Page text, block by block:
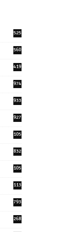
525
560
419
974
933
927
105
832
105
113
793
268